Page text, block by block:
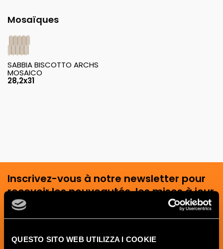
QUESTO SITO WEB UTILIZZA I COOKIE
Mosaïques
SABBIA BISCOTTO ARCHS
MOSAICO
28,2x31
Inscrivez-vous à notre newsletter pour
recevoir les nouveautés, les mises à jour
et les idées créatives relatives au
monde des céramiques et du design